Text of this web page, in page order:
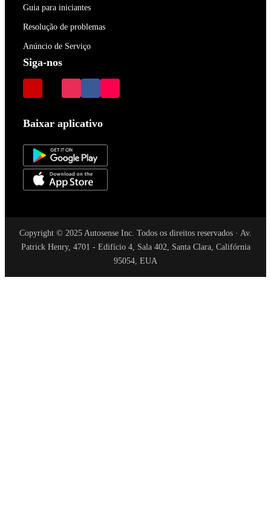
Guia para iniciantes
Resolução de problemas
Anúncio de Serviço
Siga-nos
Baixar aplicativo
Copyright © 2025 Autosense Inc. Todos os direitos reservados · Av.
Patrick Henry, 4701 - Edifício 4, Sala 402, Santa Clara, Califórnia
95054, EUA